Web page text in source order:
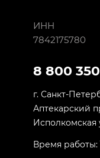
ИНН
7842175780
8 800 350
г. Санкт-
Аптекарский
Исполкомская
Время работы: